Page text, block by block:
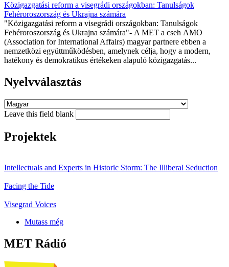
Közigazgatási reform a visegrádi országokban: Tanulságok
Fehéroroszország és Ukrajna számára
"Közigazgatási reform a visegrádi országokban: Tanulságok
Fehéroroszország és Ukrajna számára"- A MET a cseh AMO
(Association for International Affairs) magyar partnere ebben a
nemzetközi együttműködésben, amelynek célja, hogy a modern,
hatékony és demokratikus értékeken alapuló közigazgatás...
Nyelvválasztás
Leave this field blank
Projektek
Intellectuals and Experts in Historic Storm: The Illiberal Seduction
Facing the Tide
Visegrad Voices
Mutass még
MET Rádió